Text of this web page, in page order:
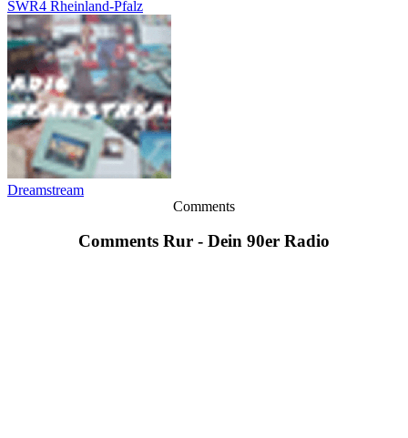
SWR4 Rheinland-Pfalz
Dreamstream
Comments
Comments Rur - Dein 90er Radio